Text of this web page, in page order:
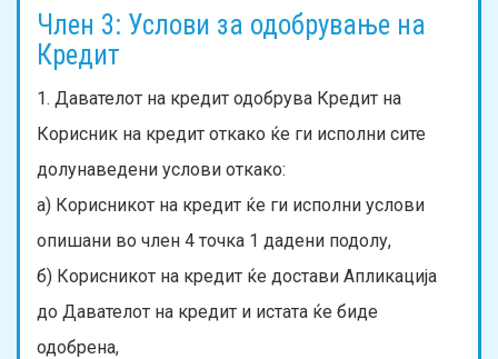
Член 3: Услови за одобрување на
Кредит
1. Давателот на кредит одобрува Кредит на
Корисник на кредит откако ќе ги исполни сите
долунаведени услови откако:
а) Корисникот на кредит ќе ги исполни услови
опишани во член 4 точка 1 дадени подолу,
б) Корисникот на кредит ќе достави Апликација
до Давателот на кредит и истата ќе биде
одобрена,